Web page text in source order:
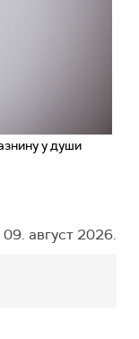
у души
август 2026.